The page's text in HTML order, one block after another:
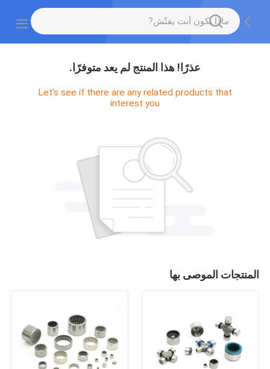
عذرًا! هذا المنتج لم يعد متوفرًا.
Let's see if there are any related products that
interest you
المنتجات الموصى بها